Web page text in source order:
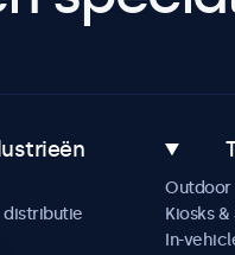
distributie
Outdoor
Kiosks
In-